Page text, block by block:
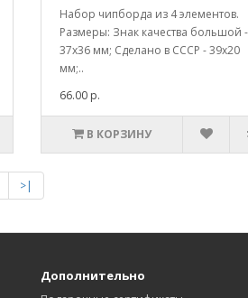
Набор чипборда из 4 элементов.
Размеры: Знак качества большой -
37х36 мм; Сделано в СССР - 39х20
мм;..
66.00 р.
В КОРЗИНУ
>|
Дополнительно